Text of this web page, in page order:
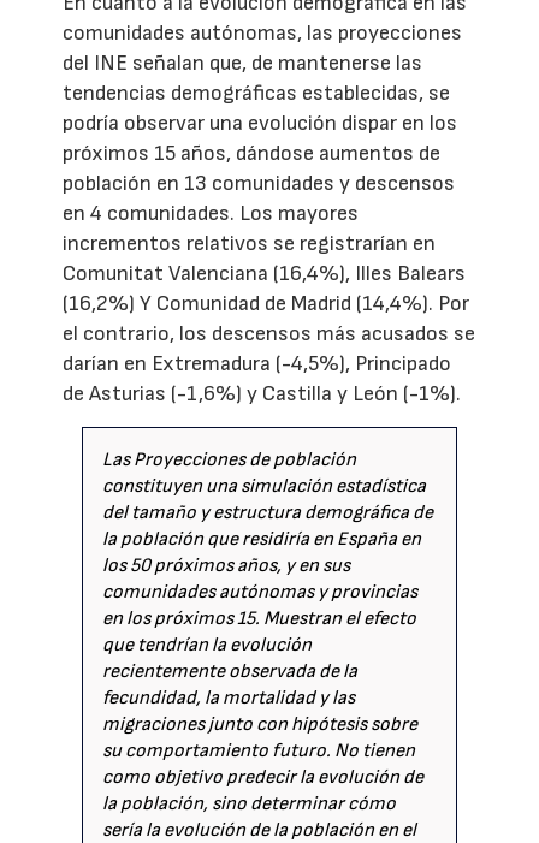
comunidades autónomas, las proyecciones
del INE señalan que, de mantenerse las
tendencias demográficas establecidas, se
podría observar una evolución dispar en los
próximos 15 años, dándose aumentos de
población en 13 comunidades y descensos
en 4 comunidades. Los mayores
incrementos relativos se registrarían en
Comunitat Valenciana (16,4%), Illes Balears
(16,2%) Y Comunidad de Madrid (14,4%). Por
el contrario, los descensos más acusados se
darían en Extremadura (-4,5%), Principado
de Asturias (-1,6%) y Castilla y León (-1%).
Las Proyecciones de población
constituyen una simulación estadística
del tamaño y estructura demográfica de
la población que residiría en España en
los 50 próximos años, y en sus
comunidades autónomas y provincias
en los próximos 15. Muestran el efecto
que tendrían la evolución
recientemente observada de la
fecundidad, la mortalidad y las
migraciones junto con hipótesis sobre
su comportamiento futuro. No tienen
como objetivo predecir la evolución de
la población, sino determinar cómo
sería la evolución de la población en el